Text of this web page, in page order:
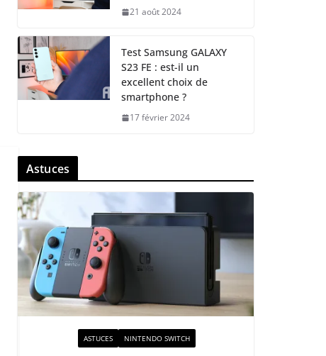
21 août 2024
Test Samsung GALAXY
S23 FE : est-il un
excellent choix de
smartphone ?
17 février 2024
Astuces
ASTUCES NINTENDO SWITCH